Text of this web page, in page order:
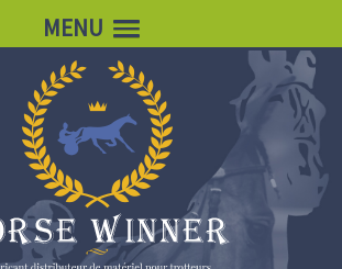
MENU